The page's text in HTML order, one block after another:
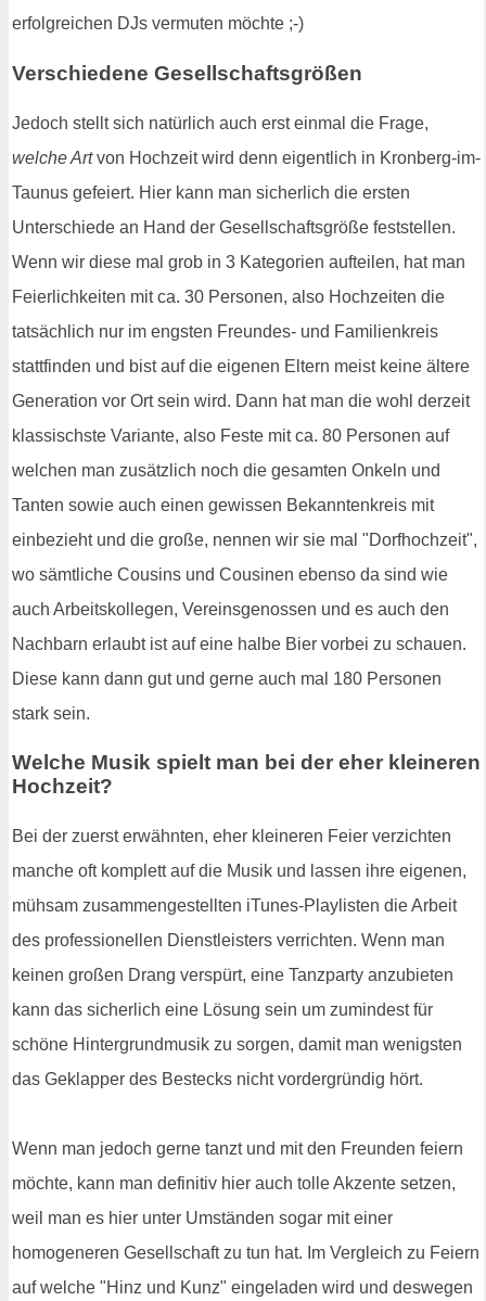
erfolgreichen DJs vermuten möchte ;-)
Verschiedene Gesellschaftsgrößen
Jedoch stellt sich natürlich auch erst einmal die Frage,
welche Artvon Hochzeit wird denn eigentlich in Kronberg-im-
Taunus gefeiert. Hier kann man sicherlich die ersten
Unterschiede an Hand der Gesellschaftsgröße feststellen.
Wenn wir diese mal grob in 3 Kategorien aufteilen, hat man
Feierlichkeiten mit ca. 30 Personen, also Hochzeiten die
tatsächlich nur im engsten Freundes- und Familienkreis
stattfinden und bist auf die eigenen Eltern meist keine ältere
Generation vor Ort sein wird. Dann hat man die wohl derzeit
klassischste Variante, also Feste mit ca. 80 Personen auf
welchen man zusätzlich noch die gesamten Onkeln und
Tanten sowie auch einen gewissen Bekanntenkreis mit
einbezieht und die große, nennen wir sie mal "Dorfhochzeit",
wo sämtliche Cousins und Cousinen ebenso da sind wie
auch Arbeitskollegen, Vereinsgenossen und es auch den
Nachbarn erlaubt ist auf eine halbe Bier vorbei zu schauen.
Diese kann dann gut und gerne auch mal 180 Personen
stark sein.
Welche Musik spielt man bei der eher kleineren
Hochzeit?
Bei der zuerst erwähnten, eher kleineren Feier verzichten
manche oft komplett auf die Musik und lassen ihre eigenen,
mühsam zusammengestellten iTunes-Playlisten die Arbeit
des professionellen Dienstleisters verrichten. Wenn man
keinen großen Drang verspürt, eine Tanzparty anzubieten
kann das sicherlich eine Lösung sein um zumindest für
schöne Hintergrundmusik zu sorgen, damit man wenigsten
das Geklapper des Bestecks nicht vordergründig hört.
Wenn man jedoch gerne tanzt und mit den Freunden feiern
möchte, kann man definitiv hier auch tolle Akzente setzen,
weil man es hier unter Umständen sogar mit einer
homogeneren Gesellschaft zu tun hat. Im Vergleich zu Feiern
auf welche "Hinz und Kunz" eingeladen wird und deswegen